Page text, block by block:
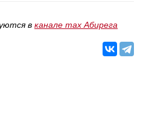
в канале max Абирега